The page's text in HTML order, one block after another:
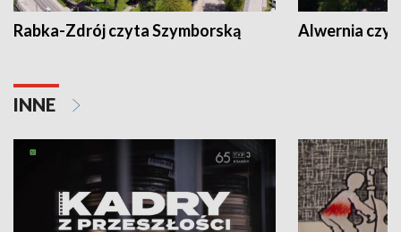
Rabka-Zdrój czyta Szymborską Alwernia
INNE